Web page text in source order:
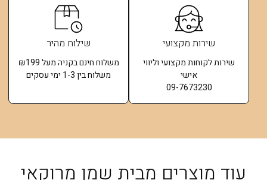
שירות מקצועי
שירות לקוחות מקצועי וליווי
אישי
09-7673230
שילוח מהיר
משלוח חינם בקניה מעל ₪199
משלוח בין 1-3 ימי עסקים
עוד מוצרים מבית שמן מרוקאי